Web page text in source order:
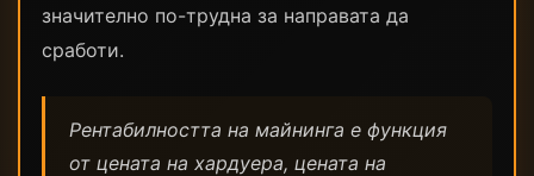
значително по-трудна за направата да
сработи.
Рентабилността на майнинга е функция
от цената на хардуера, цената на